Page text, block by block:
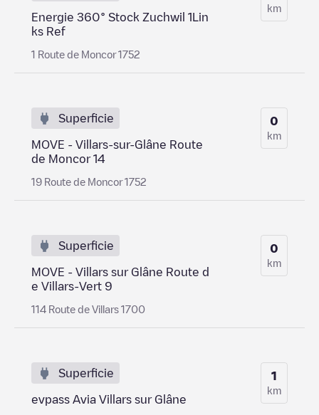
Energie 360° Stock Zuchwil 1Lin
ks Ref
1 Route de Moncor 1752
km
Superficie
MOVE - Villars-sur-Glâne Route
de Moncor 14
19 Route de Moncor 1752
0
km
Superficie
MOVE - Villars sur Glâne Route d
e Villars-Vert 9
114 Route de Villars 1700
0
km
Superficie
evpass Avia Villars sur Glâne
1
km